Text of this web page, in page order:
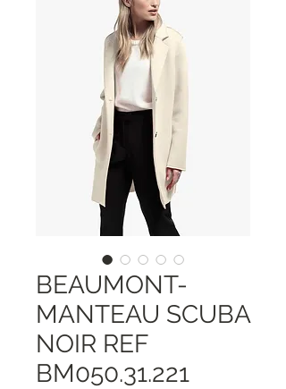
BEAUMONT-
MANTEAU SCUBA
NOIR REF
BM050.31.221